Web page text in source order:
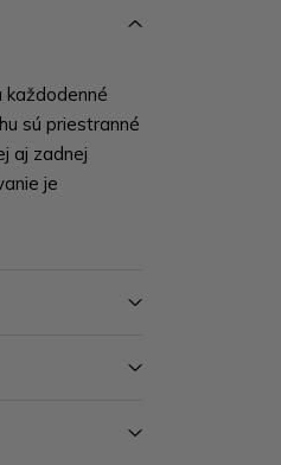
každodenné
sú priestranné
aj zadnej
je